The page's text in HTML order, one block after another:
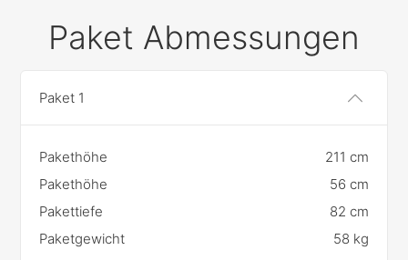
Paket Abmessungen
Paket 1
Pakethöhe
211 cm
Pakethöhe
56 cm
Pakettiefe
82 cm
Paketgewicht
58 kg